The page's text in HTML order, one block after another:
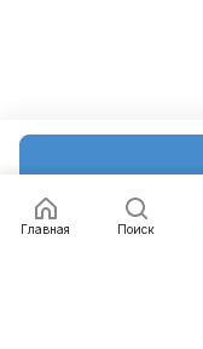
Главная Поиск